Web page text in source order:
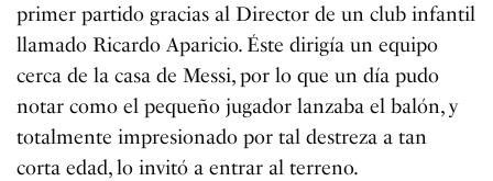
primer partido gracias al Director de un club infantil
llamado Ricardo Aparicio. Éste dirigía un equipo
cerca de la casa de Messi, por lo que un día pudo
notar como el pequeño jugador lanzaba el balón, y
totalmente impresionado por tal destreza a tan
corta edad, lo invitó a entrar al terreno.